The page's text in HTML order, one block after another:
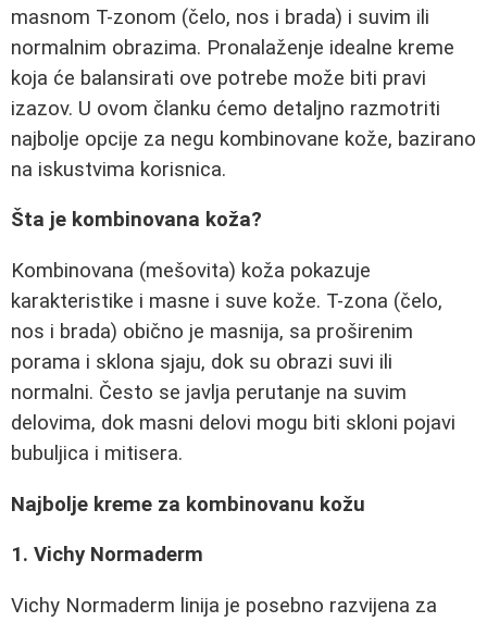
masnom T-zonom (čelo, nos i brada) i suvim ili
normalnim obrazima. Pronalaženje idealne kreme
koja će balansirati ove potrebe može biti pravi
izazov. U ovom članku ćemo detaljno razmotriti
najbolje opcije za negu kombinovane kože, bazirano
na iskustvima korisnica.
Šta je kombinovana koža?
Kombinovana (mešovita) koža pokazuje
karakteristike i masne i suve kože. T-zona (čelo,
nos i brada) obično je masnija, sa proširenim
porama i sklona sjaju, dok su obrazi suvi ili
normalni. Često se javlja perutanje na suvim
delovima, dok masni delovi mogu biti skloni pojavi
bubuljica i mitisera.
Najbolje kreme za kombinovanu kožu
1. Vichy Normaderm
Vichy Normaderm linija je posebno razvijena za